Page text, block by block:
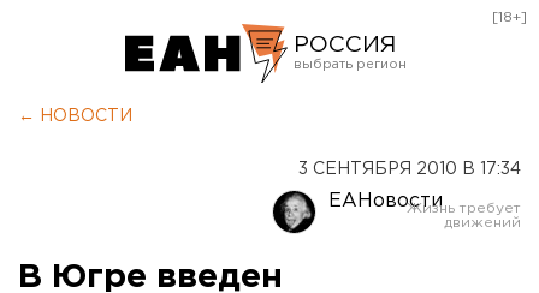
РОССИЯ
Оренбург
[18+]
← НОВОСТИ
3 СЕНТЯБРЯ 2010 В 17:34
ЕАНовости
В Югре введен